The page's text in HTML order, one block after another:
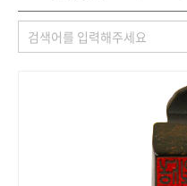
사진 아카이브 문서 기록물
숫자로 보는 50년